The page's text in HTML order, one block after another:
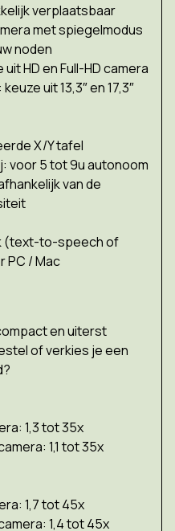
verplaatsbaar
met spiegelmodus
noden
HD en Full-HD camera
uit 13,3″ en 17,3″
X/Y tafel
voor 5 tot 9u autonoom
van de
(text-to-speech of
PC / Mac
en uiterst
of verkies je een
1,3 tot 35x
1,1 tot 35x
1,7 tot 45x
1,4 tot 45x